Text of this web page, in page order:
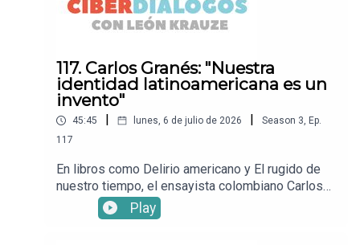
117. Carlos Granés: "Nuestra
identidad latinoamericana es un
invento"
45:45 | lunes, 6 de julio de 2026 | Season 3, Ep.
117
En libros como Delirio americano y El rugido de
nuestro tiempo, el ensayista colombiano Carlos
Granés ha analizado con inteligencia el pasado y
la actualidad de América Latina. En esta
Play